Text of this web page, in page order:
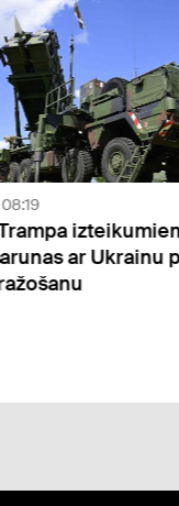
ASV
par